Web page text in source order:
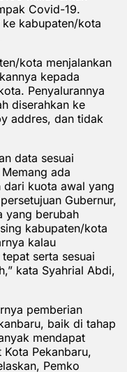
Covid-19.
kabupaten/kota
kota menjalankan
kepada
Penyalurannya
diserahkan ke
addres, dan tidak
data sesuai
ada
dari kuota awal yang
Gubernur,
yang berubah
kabupaten/kota
kalau
serta sesuai
kata Syahrial Abdi,
pemberian
baik di tahap
mendapat
Pekanbaru,
Pemko